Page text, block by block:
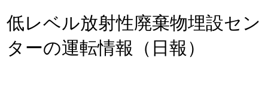
低レベル放射性廃棄物埋設セン
ターの運転情報（日報）